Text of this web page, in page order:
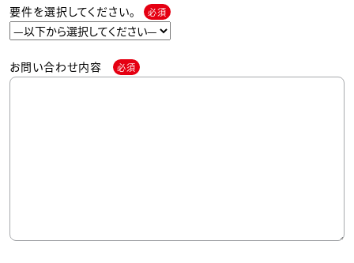
要件を選択してください。 必須
お問い合わせ内容 必須